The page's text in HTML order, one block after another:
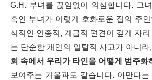
G.H. 부녀를 끊임없이 의심합니다. 그
흑인 부녀가 이렇게 호화로운 집의 주
식적인 인종적, 계급적 편견이 깊게 자리
는 단순한 개인의 일탈적 사고가 아니라,
회 속에서 우리가 타인을 어떻게 범주화
보여주는 거울과도 같습니다. 아만다